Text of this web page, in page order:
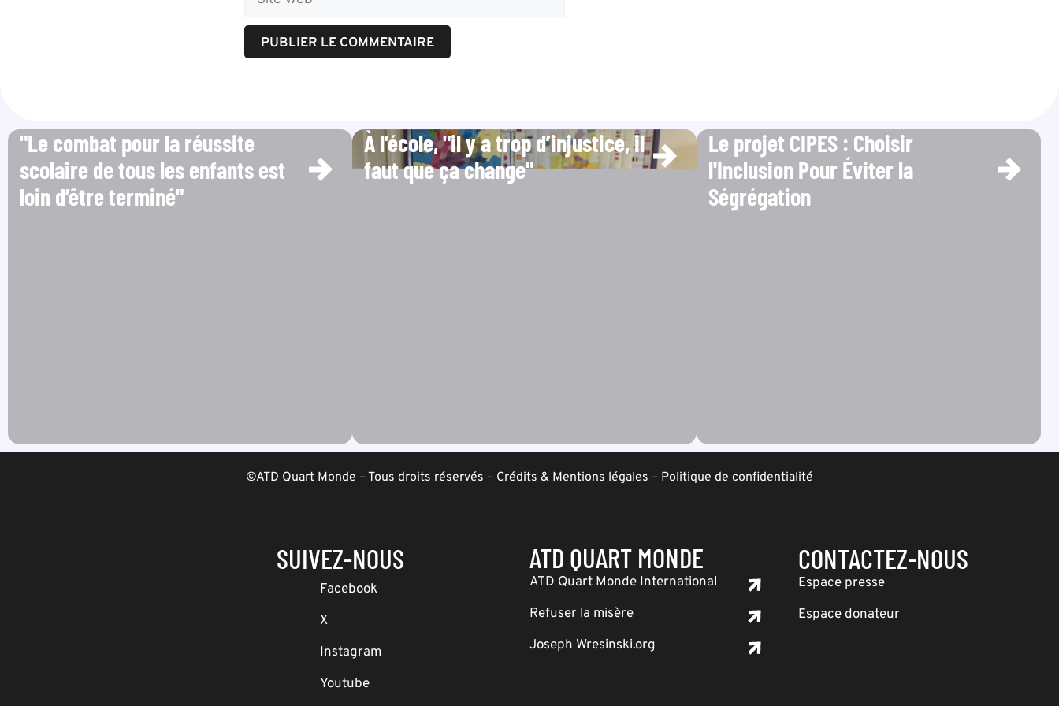
"Le combat pour la réussite
scolaire de tous les enfants est
loin d’être terminé"
À l’école, "il y a trop d’injustice, il
faut que ça change"
Le projet CIPES : Choisir
l'Inclusion Pour Éviter la
Ségrégation
©ATD Quart Monde – Tous droits réservés – Crédits & Mentions légales – Politique de confidentialité
SUIVEZ-NOUS
Facebook
X
Instagram
Youtube
ATD QUART MONDE
ATD Quart Monde International
Refuser la misère
Joseph Wresinski.org
CONTACTEZ-NOUS
Espace presse
Espace donateur